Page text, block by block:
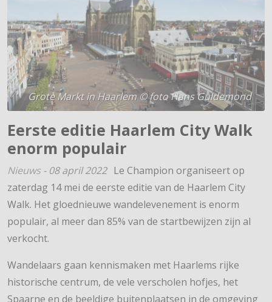
Grote Markt in Haarlem © foto Hans Guldemond
Eerste editie Haarlem City Walk
enorm populair
Nieuws - 08 april 2022 Le Champion organiseert op
zaterdag 14 mei de eerste editie van de Haarlem City
Walk. Het gloednieuwe wandelevenement is enorm
populair, al meer dan 85% van de startbewijzen zijn al
verkocht.
Wandelaars gaan kennismaken met Haarlems rijke
historische centrum, de vele verscholen hofjes, het
Spaarne en de beeldige buitenplaatsen in de omgeving